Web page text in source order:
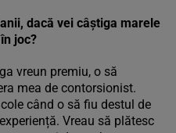
dacă vei câștiga marele
joc?
vreun premiu, o să
mea de contorsionist.
când o să fiu destul de
Vreau să plătesc